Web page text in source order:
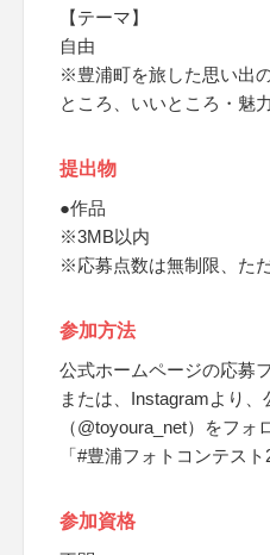
【テーマ】
自由
※豊浦町を旅した思い出
ところ、いいところ・魅
提出物
●作品
※3MB以内
※応募点数は無制限、た
参加方法
公式ホームページの応募
または、Instagramより、
（@toyoura_net）をフ
「#豊浦フォトコンテス
参加資格